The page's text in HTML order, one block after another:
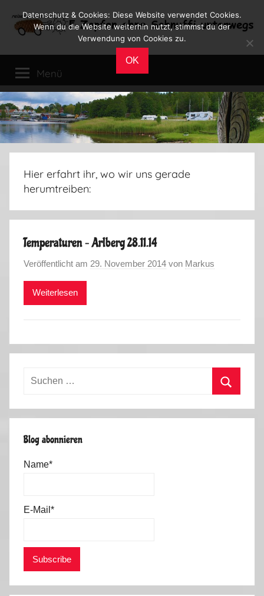
Inhalt
Reiseblog
Leben
im
Wohnmobil
Menü
Hier erfahrt ihr, wo wir uns gerade
herumtreiben:
Temperaturen – Arlberg 28.11.14
Veröffentlicht am 29. November 2014 von Markus
Weiterlesen
Suchen
Blog abonnieren
Name*
E-Mail*
Datenschutz & Cookies: Diese Website verwendet Cookies.
Wenn du die Website weiterhin nutzt, stimmst du der
Verwendung von Cookies zu.
OK